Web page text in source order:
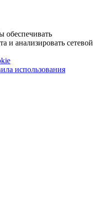
обеспечивать
и анализировать сетевой
использования